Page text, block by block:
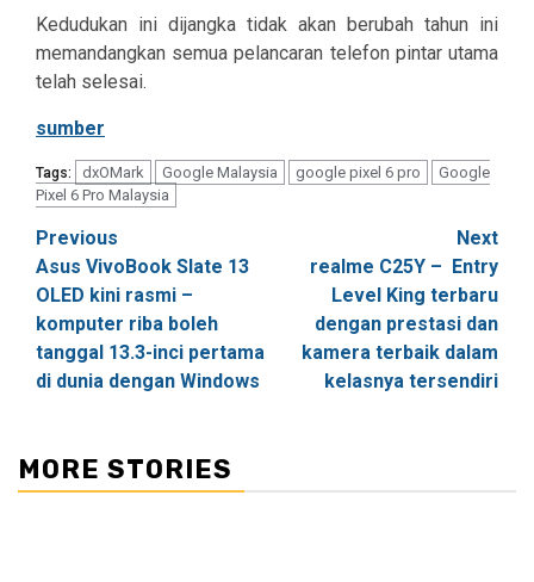
Kedudukan ini dijangka tidak akan berubah tahun ini
memandangkan semua pelancaran telefon pintar utama
telah selesai.
sumber
Tags: dxOMark Google Malaysia google pixel 6 pro
Google
Pixel 6 Pro Malaysia
Post
navigation
Previous
Asus VivoBook Slate 13
OLED kini rasmi –
komputer riba boleh
tanggal 13.3-inci pertama
di dunia dengan Windows
Next
realme C25Y – Entry
Level King terbaru
dengan prestasi dan
kamera terbaik dalam
kelasnya tersendiri
MORE STORIES